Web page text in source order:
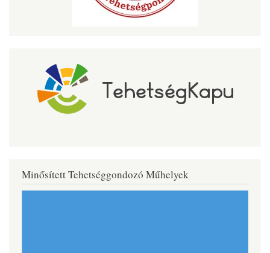
Minősített Tehetséggondozó Műhelyek